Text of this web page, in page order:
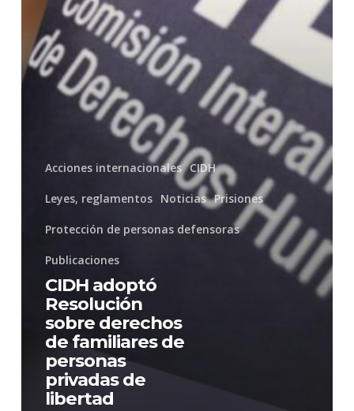
familiares
de
personas
privadas
libertad
Acciones internacionales CIDH
Leyes, reglamentos Noticias Prisiones
Protección de personas defensoras
Publicaciones
CIDH adoptó
Resolución
sobre derechos
de familiares de
personas
privadas de
libertad